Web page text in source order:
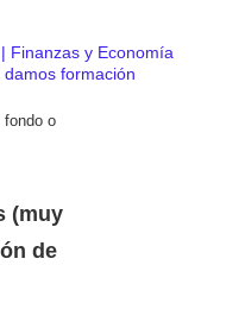
Finanzas y Economía
formación
fondo o
(muy
de